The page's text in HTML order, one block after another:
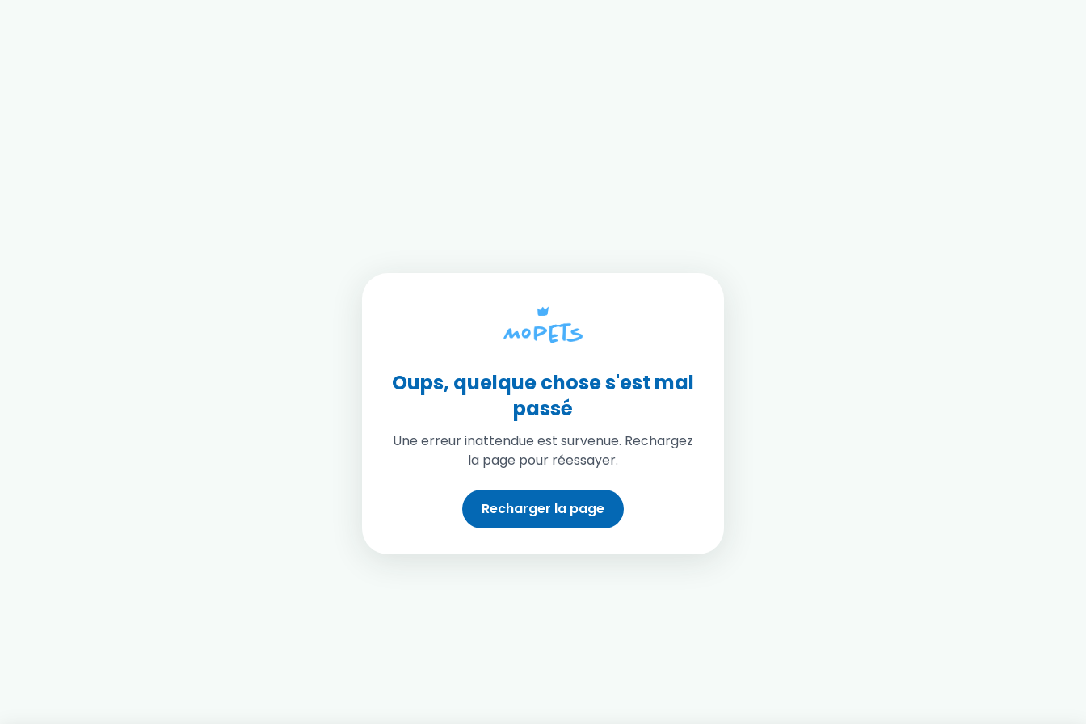
Oups, quelque chose s'est mal
passé
Une erreur inattendue est survenue. Rechargez
la page pour réessayer.
Recharger la page